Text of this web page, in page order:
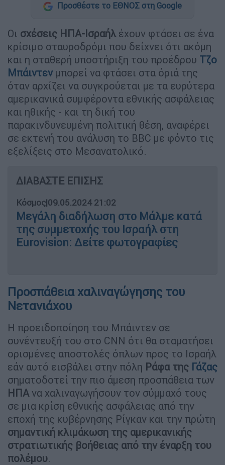
Προσθέστε το ΕΘΝΟΣ στη Google
Οι σχέσεις ΗΠΑ-Ισραήλ έχουν φτάσει σε ένα
κρίσιμο σταυροδρόμι που δείχνει ότι ακόμη
και η σταθερή υποστήριξη του προέδρου Τζο
Μπάιντενμπορεί να φτάσει στα όριά της
όταν αρχίζει να συγκρούεται με τα ευρύτερα
αμερικανικά συμφέροντα εθνικής ασφάλειας
και ηθικής - και τη δική του
παρακινδυνευμένη πολιτική θέση, αναφέρει
σε εκτενή του ανάλυση το BBC με φόντο τις
εξελίξεις στο Μεσανατολικό.
ΔΙΑΒΑΣΤΕ ΕΠΙΣΗΣ
Κόσμος|09.05.2024 21:02
Μεγάλη διαδήλωση στο Μάλμε κατά
της συμμετοχής του Ισραήλ στη
Eurovision: Δείτε φωτογραφίες
Προσπάθεια χαλιναγώγησης του
Νετανιάχου
Η προειδοποίηση του Μπάιντεν σε
συνέντευξή του στο CNN ότι θα σταματήσει
ορισμένες αποστολές όπλων προς το Ισραήλ
εάν αυτό εισβάλει στην πόλη Ράφα της Γάζας
σηματοδοτεί την πιο άμεση προσπάθεια των
ΗΠΑ να χαλιναγωγήσουν τον σύμμαχό τους
σε μια κρίση εθνικής ασφάλειας από την
εποχή της κυβέρνησης Ρίγκαν και την πρώτη
σημαντική κλιμάκωση της αμερικανικής
στρατιωτικής βοήθειας από την έναρξη του
πολέμου.